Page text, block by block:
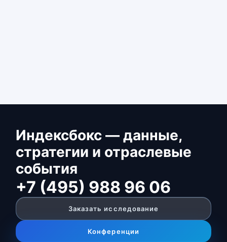
Индексбокс — данные,
стратегии и отраслевые
события
+7 (495) 988 96 06
Заказать исследование
Конференции